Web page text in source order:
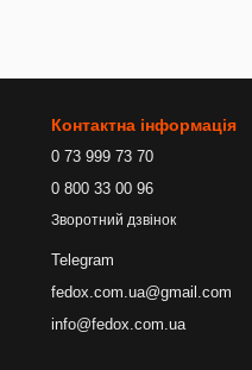
Контактна інформація
0 73 999 73 70
0 800 33 00 96
Зворотний дзвінок
Telegram
fedox.com.ua@gmail.com
info@fedox.com.ua